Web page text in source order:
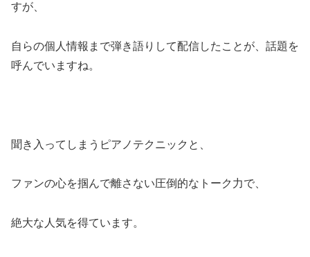
すが、
自らの個人情報まで弾き語りして配信したことが、話題を
呼んでいますね。
聞き入ってしまうピアノテクニックと、
ファンの心を掴んで離さない圧倒的なトーク力で、
絶大な人気を得ています。